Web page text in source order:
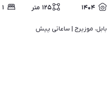
۱۴۰۴ ۱۲۵ متر ۱
بابل، موزیرج | ساعاتی پیش